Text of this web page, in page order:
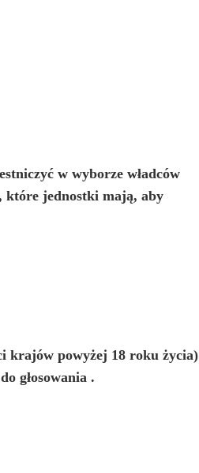
w wyborze władców
które jednostki mają, aby
krajów powyżej 18 roku życia)
głosowania .